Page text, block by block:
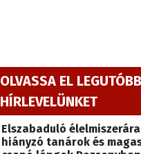
OLVASSA EL
HÍRLEVELÜNKET
Elszabaduló
hiányzó tanárok és